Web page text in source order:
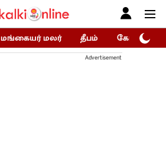
மங்கையர் மலர் தீபம் கோகுலம்/
Advertisement